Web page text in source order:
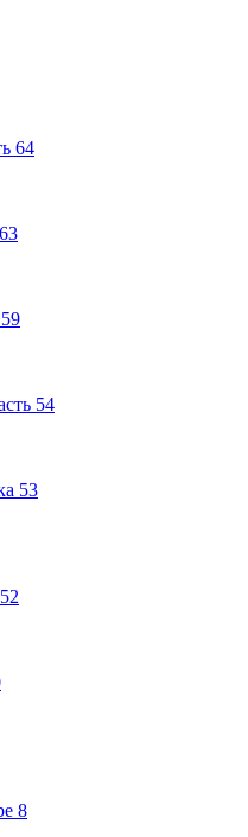
64
63
59
54
53
52
8